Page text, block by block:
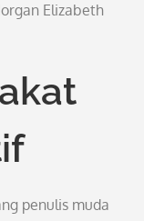
Elizabeth
penulis muda